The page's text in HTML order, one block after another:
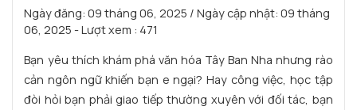
Ngày đăng:09 tháng 06, 2025 / Ngày cập nhật:09 tháng
06, 2025 - Lượt xem : 471
Bạn yêu thích khám phá văn hóa Tây Ban Nha nhưng rào
cản ngôn ngữ khiến bạn e ngại? Hay công việc, học tập
đòi hỏi bạn phải giao tiếp thường xuyên với đối tác, bạn